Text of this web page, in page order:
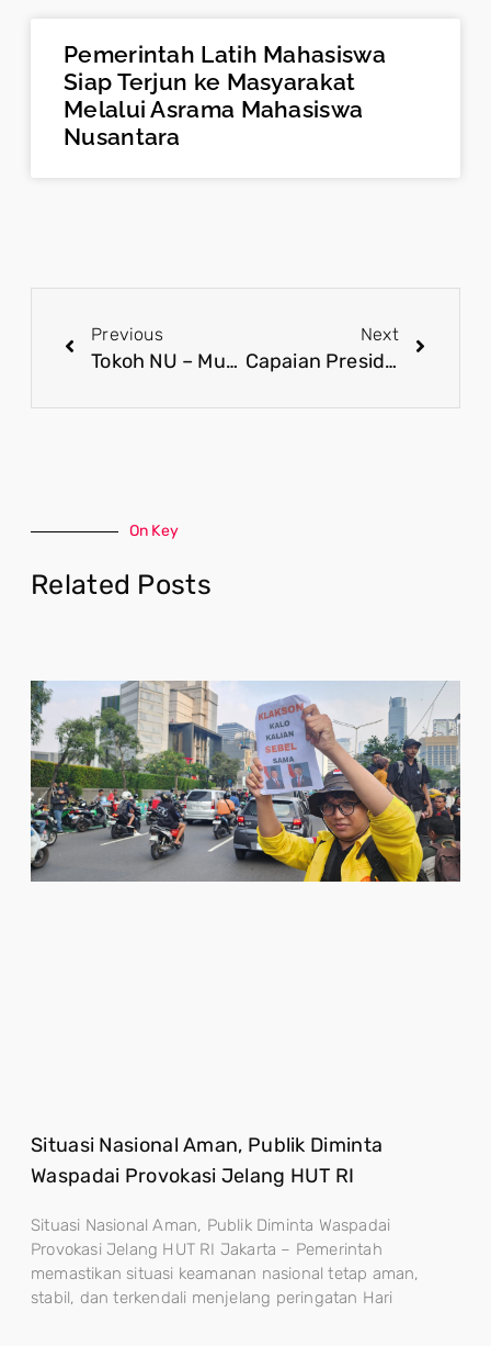
Pemerintah Latih Mahasiswa
Siap Terjun ke Masyarakat
Melalui Asrama Mahasiswa
Nusantara
Previous
Tokoh NU – Muhammadiyah Ajak Masyarakat Sukseskan Transisi Pemerintahan dan Dukung Program Presiden Terpilih
Next
Capaian Presiden Jokowi Mendapat Apresiasi Tokoh Agama: Indonesia Aman dan Maju!
On Key
Related Posts
Situasi Nasional Aman, Publik Diminta
Waspadai Provokasi Jelang HUT RI
Situasi Nasional Aman, Publik Diminta Waspadai
Provokasi Jelang HUT RI Jakarta – Pemerintah
memastikan situasi keamanan nasional tetap aman,
stabil, dan terkendali menjelang peringatan Hari